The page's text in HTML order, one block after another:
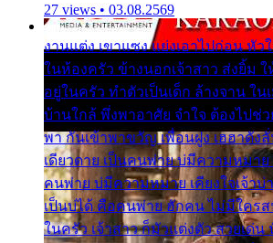
27 views • 03.08.2569
งานแต่ง เขาแซง แย่งเอาไปก่อน หั
ในห้องครัว ข้างนอกเจ้าสาว ส่งยิ้ม ใ
อยู่ในครัว ทำตัวเป็นเด็ก ล้างจาน ใน
บ้านใกล้ พึ่งพาอาศัย จำใจ ต้องไปช่ว
พา กันเข้าพาขวัญ เพื่อนฝูง เฮฮาดัง
เดียวดาย เป็นคนพ่าย บ่มีความหมาย
คนพ่าย บ่มีความหมาย เคียงใจเจ้าบ่
เป็นบ่ได้ คือคนพ่าย ฮักคน ไม่มีใคร
ในครัว เจ้าสาว ก็มัวแต่งตัว สวยเด่น